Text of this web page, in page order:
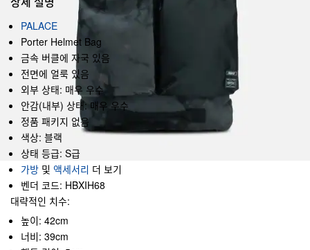
PALACE
Porter Helmet Bag
금속 버클에 자국 있음
전면에 얼룩 있음
외부 상태: 매우 우수
안감(내부) 상태: 매우 우수
정품 패키지 없음
색상: 블랙
상태 등급: S급
가방 및 액세서리 더 보기
벤더 코드: HBXIH68
대략적인 치수:
높이: 42cm
너비: 39cm